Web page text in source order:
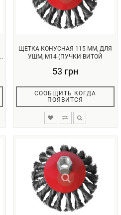
ЩЕТКА КОНУСНАЯ 115 ММ, ДЛЯ
УШМ, М14 (ПУЧКИ ВИТОЙ
53 грн
СООБЩИТЬ КОГДА
ПОЯВИТСЯ